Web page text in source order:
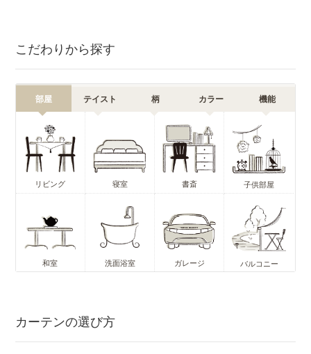
こだわりから探す
部屋 テイスト 柄 カラー 機能
リビング 寝室 書斎 子供部屋
和室 洗面浴室 ガレージ バルコニー
カーテンの選び方